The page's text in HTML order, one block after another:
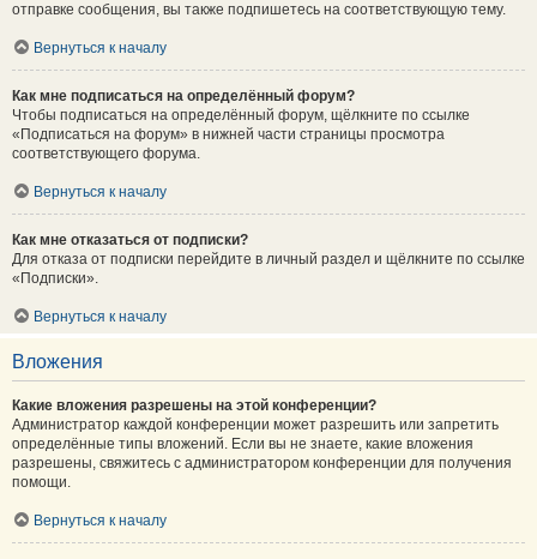
отправке сообщения, вы также подпишетесь на соответствующую тему.
Вернуться к началу
Как мне подписаться на определённый форум?
Чтобы подписаться на определённый форум, щёлкните по ссылке
«Подписаться на форум» в нижней части страницы просмотра
соответствующего форума.
Вернуться к началу
Как мне отказаться от подписки?
Для отказа от подписки перейдите в личный раздел и щёлкните по ссылке
«Подписки».
Вернуться к началу
Вложения
Какие вложения разрешены на этой конференции?
Администратор каждой конференции может разрешить или запретить
определённые типы вложений. Если вы не знаете, какие вложения
разрешены, свяжитесь с администратором конференции для получения
помощи.
Вернуться к началу